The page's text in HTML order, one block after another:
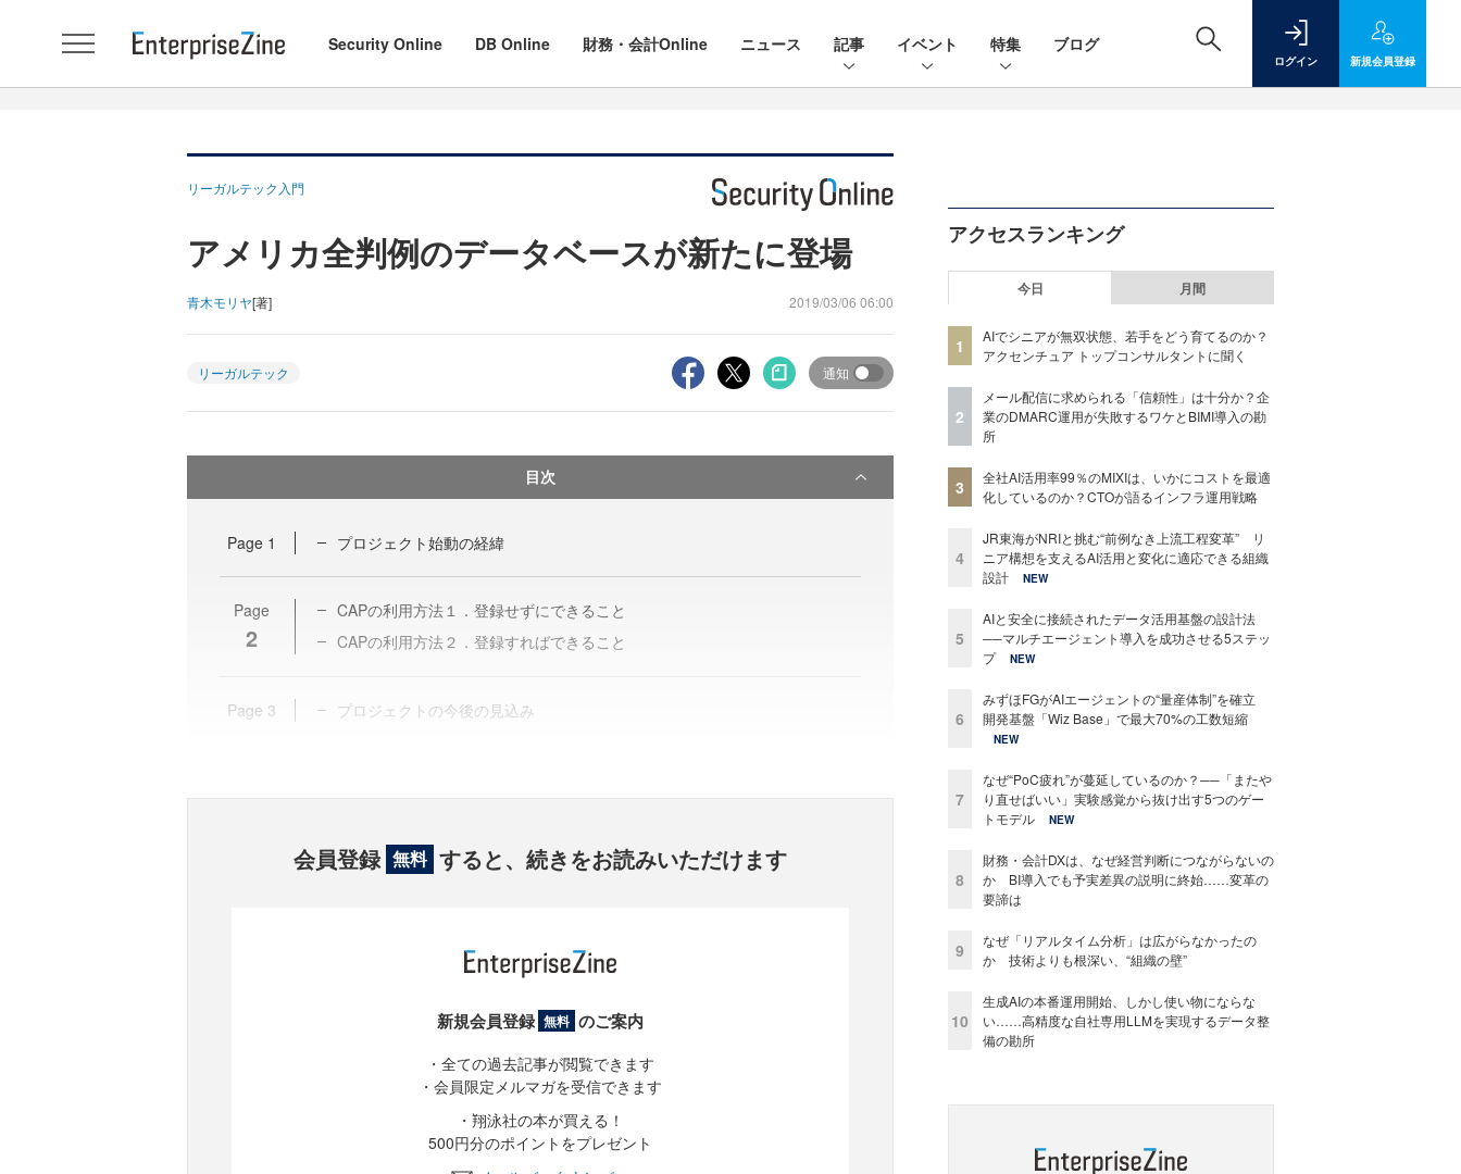
Security Online DB Online 財務・会計Online ニュース 記事 イベント 特集 ブログ
ログイン 新規会員登録
リーガルテック入門
アメリカ全判例のデータベースが新たに登場
青木モリヤ[著] 2019/03/06 06:00
リーガルテック 通知
目次
Page 1 プロジェクト始動の経緯
Page
2
CAPの利用方法１．登録せずにできること
CAPの利用方法２．登録すればできること
Page 3 プロジェクトの今後の見込み
会員登録 無料 すると、続きをお読みいただけます
新規会員登録 無料 のご案内
・全ての過去記事が閲覧できます
・会員限定メルマガを受信できます
・翔泳社の本が買える！
500円分のポイントをプレゼント
アクセスランキング
今日 月間
1
AIでシニアが無双状態、若手をどう育てるのか？
アクセンチュア トップコンサルタントに聞く
2
メール配信に求められる「信頼性」は十分か？企
業のDMARC運用が失敗するワケとBIMI導入の勘
所
3
全社AI活用率99％のMIXIは、いかにコストを最適
化しているのか？CTOが語るインフラ運用戦略
4
JR東海がNRIと挑む“前例なき上流工程変革” リ
ニア構想を支えるAI活用と変化に適応できる組織
設計
NEW
5
AIと安全に接続されたデータ活用基盤の設計法
──マルチエージェント導入を成功させる5ステッ
プ
NEW
6
みずほFGがAIエージェントの“量産体制”を確立
開発基盤「Wiz Base」で最大70%の工数短縮
NEW
7
なぜ“PoC疲れ”が蔓延しているのか？──「またや
り直せばいい」実験感覚から抜け出す5つのゲー
トモデル
NEW
8
財務・会計DXは、なぜ経営判断につながらないの
か BI導入でも予実差異の説明に終始……変革の
要諦は
9
なぜ「リアルタイム分析」は広がらなかったの
か 技術よりも根深い、“組織の壁”
10
生成AIの本番運用開始、しかし使い物にならな
い……高精度な自社専用LLMを実現するデータ整
備の勘所